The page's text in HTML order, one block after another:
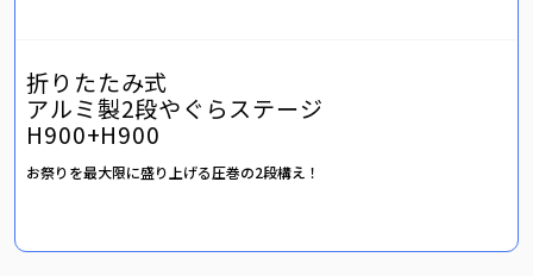
折りたたみ式
アルミ製2段やぐらステージ
H900+H900
お祭りを最大限に盛り上げる圧巻の2段構え！